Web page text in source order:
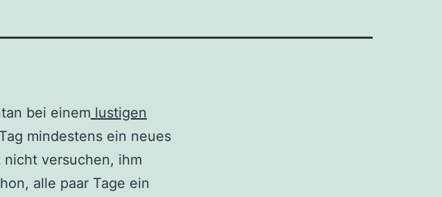
bei einem lustigen
mindestens ein neues
versuchen, ihm
alle paar Tage ein